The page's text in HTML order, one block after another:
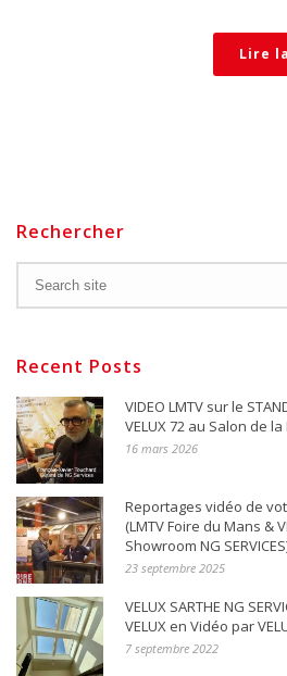
Lire
Rechercher
Recent Posts
VIDEO LMTV sur le
VELUX 72 au Salon de la
16 mars 2026
Reportages vidéo de
(LMTV Foire du Mans &
Showroom NG
23 septembre 2025
VELUX SARTHE NG
VELUX en Vidéo par
7 septembre 2022